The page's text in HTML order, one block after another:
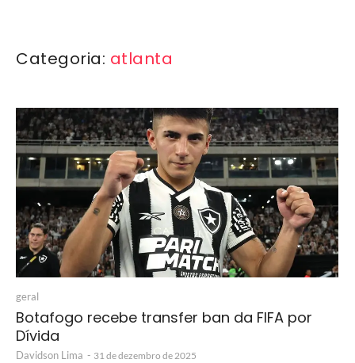
Categoria: atlanta
geral
Botafogo recebe transfer ban da FIFA por
Dívida
Davidson Lima - 31 de dezembro de 2025